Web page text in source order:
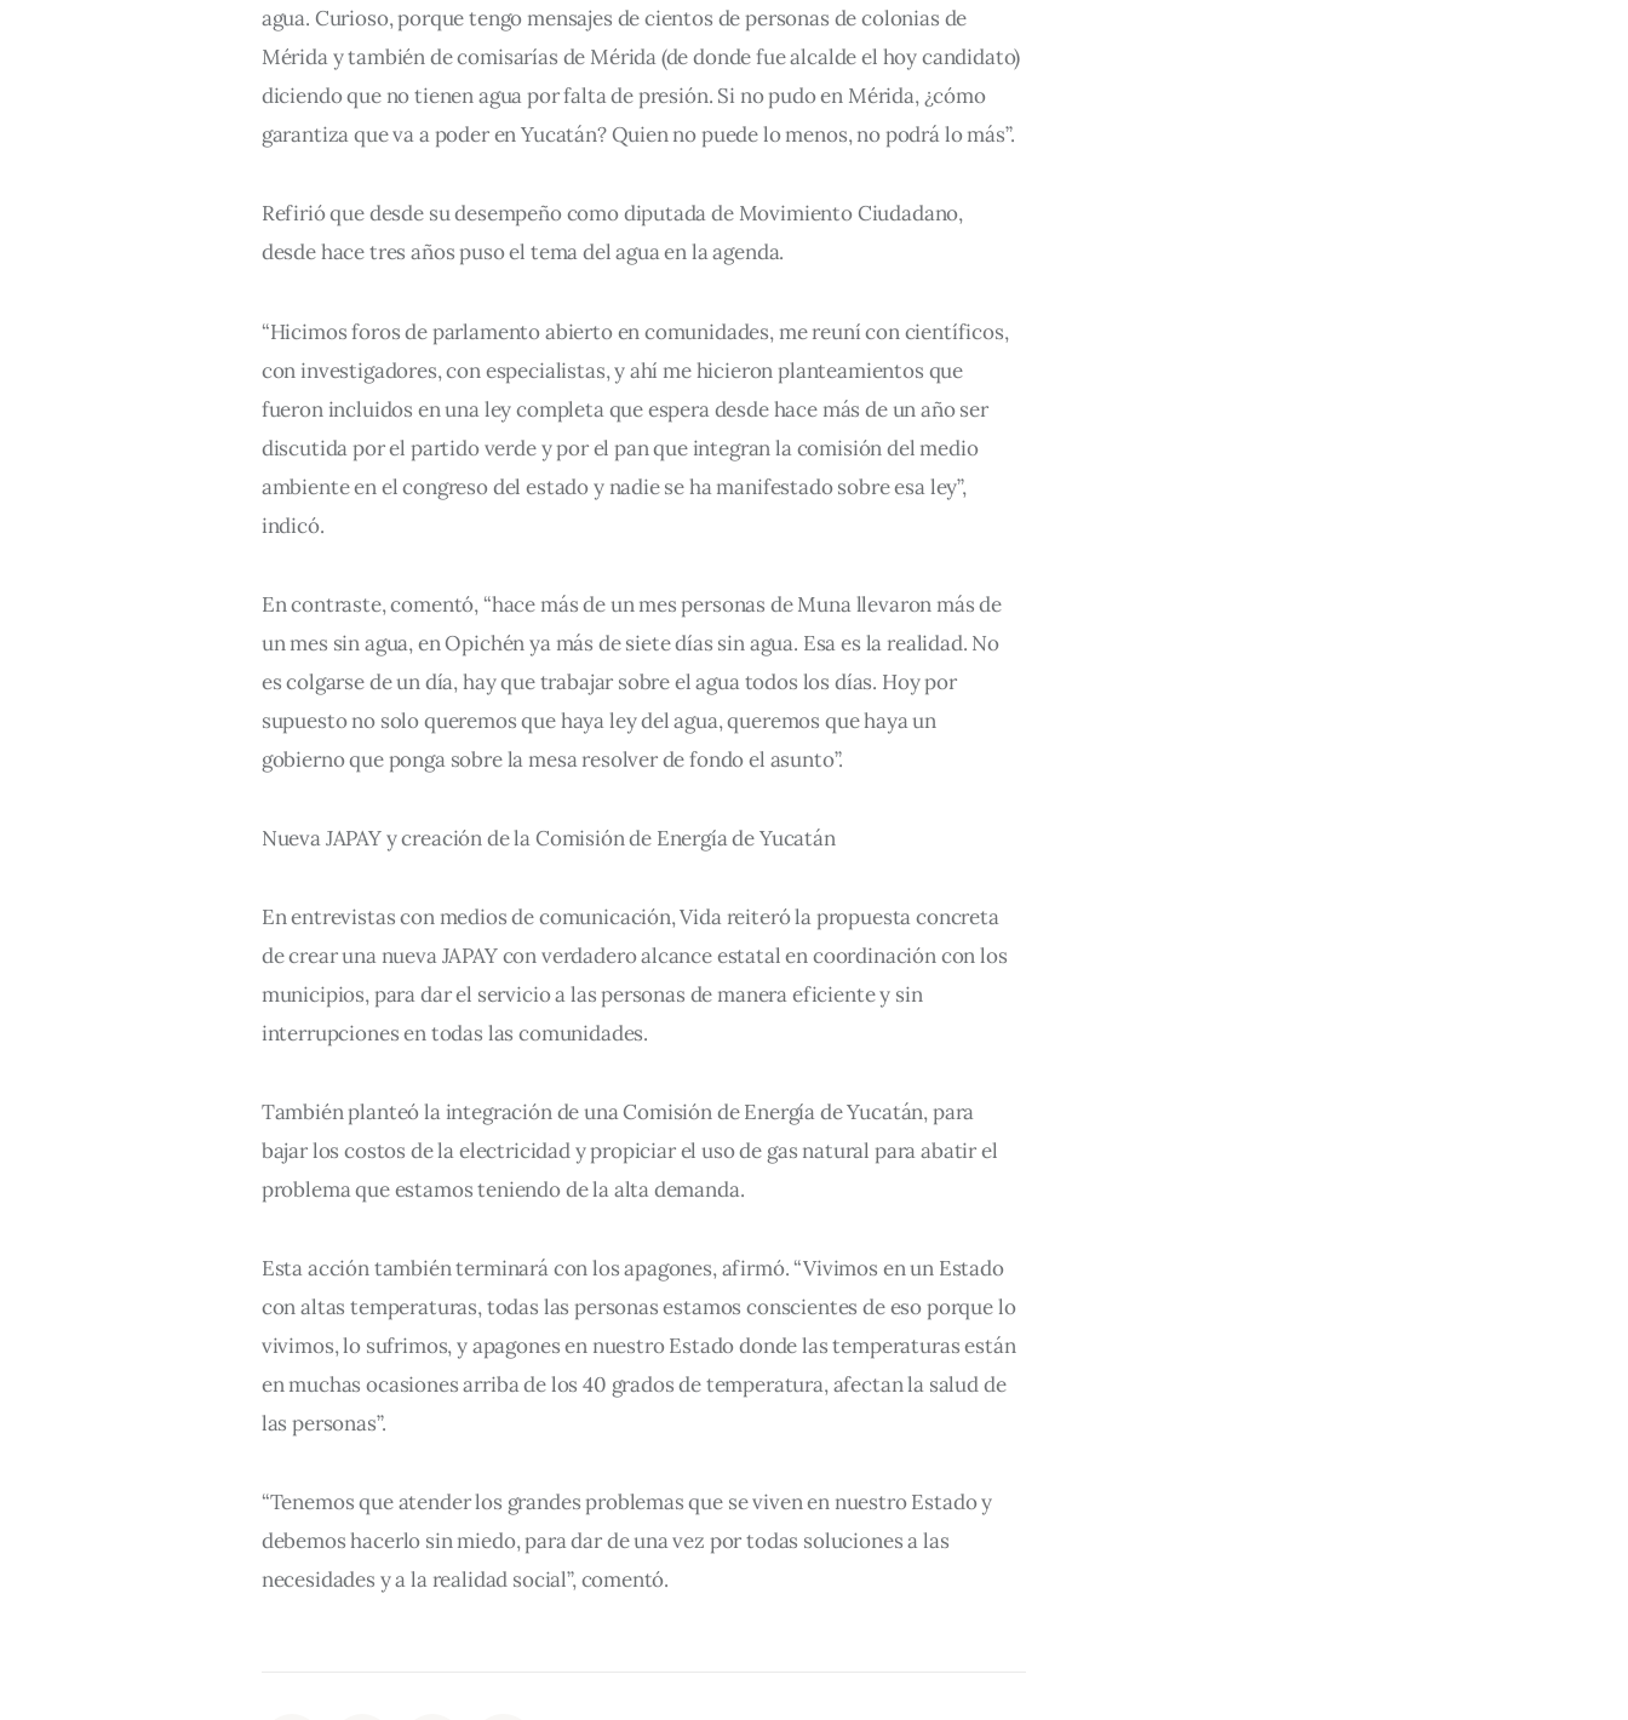
agua. Curioso, porque tengo mensajes de cientos de personas de colonias de
Mérida y también de comisarías de Mérida (de donde fue alcalde el hoy candidato)
diciendo que no tienen agua por falta de presión. Si no pudo en Mérida, ¿cómo
garantiza que va a poder en Yucatán? Quien no puede lo menos, no podrá lo más”.
Refirió que desde su desempeño como diputada de Movimiento Ciudadano,
desde hace tres años puso el tema del agua en la agenda.
“Hicimos foros de parlamento abierto en comunidades, me reuní con científicos,
con investigadores, con especialistas, y ahí me hicieron planteamientos que
fueron incluidos en una ley completa que espera desde hace más de un año ser
discutida por el partido verde y por el pan que integran la comisión del medio
ambiente en el congreso del estado y nadie se ha manifestado sobre esa ley”,
indicó.
En contraste, comentó, “hace más de un mes personas de Muna llevaron más de
un mes sin agua, en Opichén ya más de siete días sin agua. Esa es la realidad. No
es colgarse de un día, hay que trabajar sobre el agua todos los días. Hoy por
supuesto no solo queremos que haya ley del agua, queremos que haya un
gobierno que ponga sobre la mesa resolver de fondo el asunto”.
Nueva JAPAY y creación de la Comisión de Energía de Yucatán
En entrevistas con medios de comunicación, Vida reiteró la propuesta concreta
de crear una nueva JAPAY con verdadero alcance estatal en coordinación con los
municipios, para dar el servicio a las personas de manera eficiente y sin
interrupciones en todas las comunidades.
También planteó la integración de una Comisión de Energía de Yucatán, para
bajar los costos de la electricidad y propiciar el uso de gas natural para abatir el
problema que estamos teniendo de la alta demanda.
Esta acción también terminará con los apagones, afirmó. “Vivimos en un Estado
con altas temperaturas, todas las personas estamos conscientes de eso porque lo
vivimos, lo sufrimos, y apagones en nuestro Estado donde las temperaturas están
en muchas ocasiones arriba de los 40 grados de temperatura, afectan la salud de
las personas”.
“Tenemos que atender los grandes problemas que se viven en nuestro Estado y
debemos hacerlo sin miedo, para dar de una vez por todas soluciones a las
necesidades y a la realidad social”, comentó.